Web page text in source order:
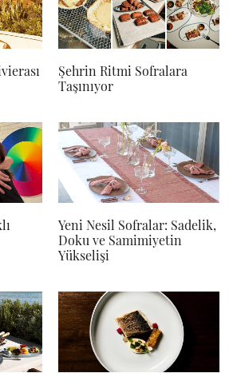
Şehrin Ritmi Sofralara
Taşınıyor
Yeni Nesil Sofralar: Sadelik,
Doku ve Samimiyetin
Yükselişi